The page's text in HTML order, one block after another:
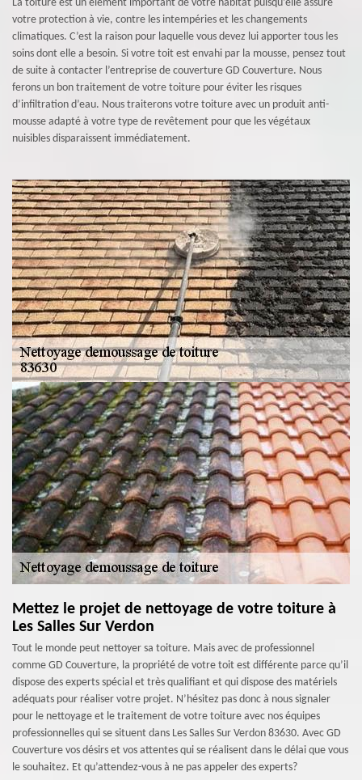
La toiture est un élément important de votre habitat puisqu’elle assure
votre protection à vie, contre les intempéries et les changements
climatiques. C’est la raison pour laquelle vous devez lui apporter tous les
soins dont elle a besoin. Si votre toit est envahi par la mousse, pensez tout
de suite à contacter l’entreprise de couverture GD Couverture. Nous
ferons un bon traitement de votre toiture pour éviter les risques
d’infiltration d’eau. Nous traiterons votre toiture avec un produit anti-
mousse adapté à votre type de revêtement pour que les végétaux
nuisibles disparaissent immédiatement.
Mettez le projet de nettoyage de votre toiture à
Les Salles Sur Verdon
Tout le monde peut nettoyer sa toiture. Mais avec de professionnel
comme GD Couverture, la propriété de votre toit est différente parce qu’il
dispose des experts spécial et très qualifiant et qui dispose des matériels
adéquats pour réaliser votre projet. N’hésitez pas donc à nous signaler
pour le nettoyage et le traitement de votre toiture avec nos équipes
professionnelles qui se situent dans Les Salles Sur Verdon 83630. Avec GD
Couverture vos désirs et vos attentes qui se réalisent dans le délai que vous
le souhaitez. Et qu’attendez-vous à ne pas appeler des experts?